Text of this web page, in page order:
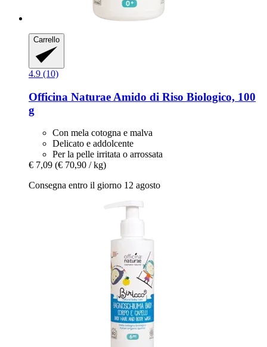
Carrello
4.9 (10)
Officina Naturae Amido di Riso Biologico, 100
g
Con mela cotogna e malva
Delicato e addolcente
Per la pelle irritata o arrossata
€ 7,09 (€ 70,90 / kg)
Consegna entro il giorno 12 agosto